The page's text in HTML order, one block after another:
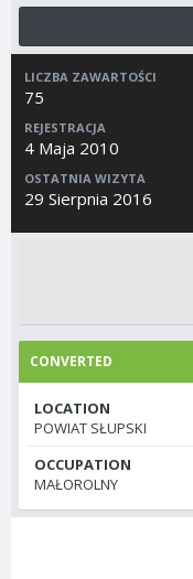
LICZBA ZAWARTOŚCI
75
REJESTRACJA
4 Maja 2010
OSTATNIA WIZYTA
29 Sierpnia 2016
CONVERTED
LOCATION
POWIAT SŁUPSKI
OCCUPATION
MAŁOROLNY